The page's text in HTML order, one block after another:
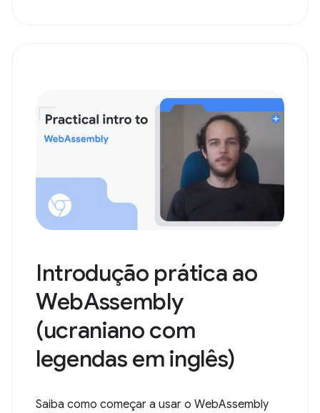
Introdução prática ao
WebAssembly
(ucraniano com
legendas em inglês)
Saiba como começar a usar o WebAssembly